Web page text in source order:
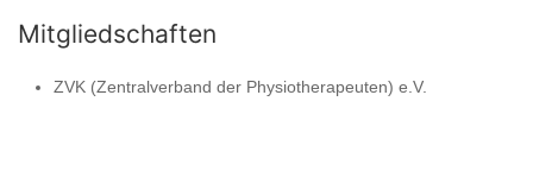
Mitgliedschaften
ZVK (Zentralverband der Physiotherapeuten) e.V.